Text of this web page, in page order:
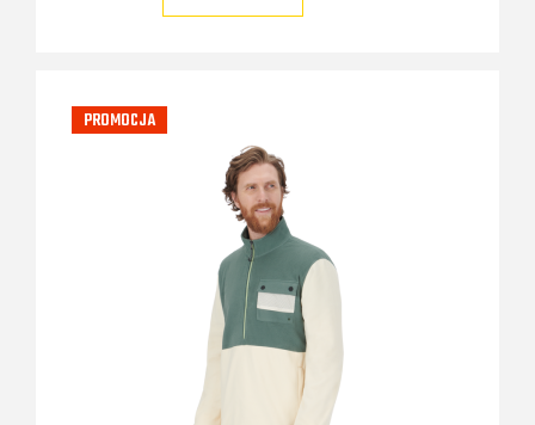
PROMOCJA